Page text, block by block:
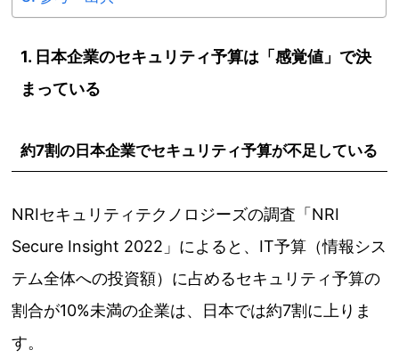
1. 日本企業のセキュリティ予算は「感覚値」で決
まっている
約7割の日本企業でセキュリティ予算が不足している
NRIセキュリティテクノロジーズの調査「NRI
Secure Insight 2022」によると、IT予算（情報シス
テム全体への投資額）に占めるセキュリティ予算の
割合が10%未満の企業は、日本では約7割に上りま
す。